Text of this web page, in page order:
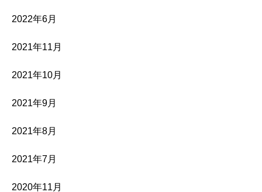
2022年6月
2021年11月
2021年10月
2021年9月
2021年8月
2021年7月
2020年11月